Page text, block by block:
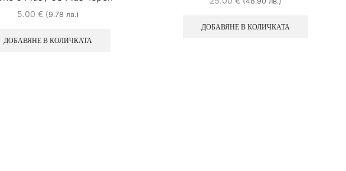
5.00 € (9.78 лв.)
ДОБАВЯНЕ В КОЛИЧКАТА
ДОБАВЯНЕ В КОЛИЧКАТА